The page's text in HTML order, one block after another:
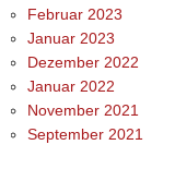
Februar 2023
Januar 2023
Dezember 2022
Januar 2022
November 2021
September 2021